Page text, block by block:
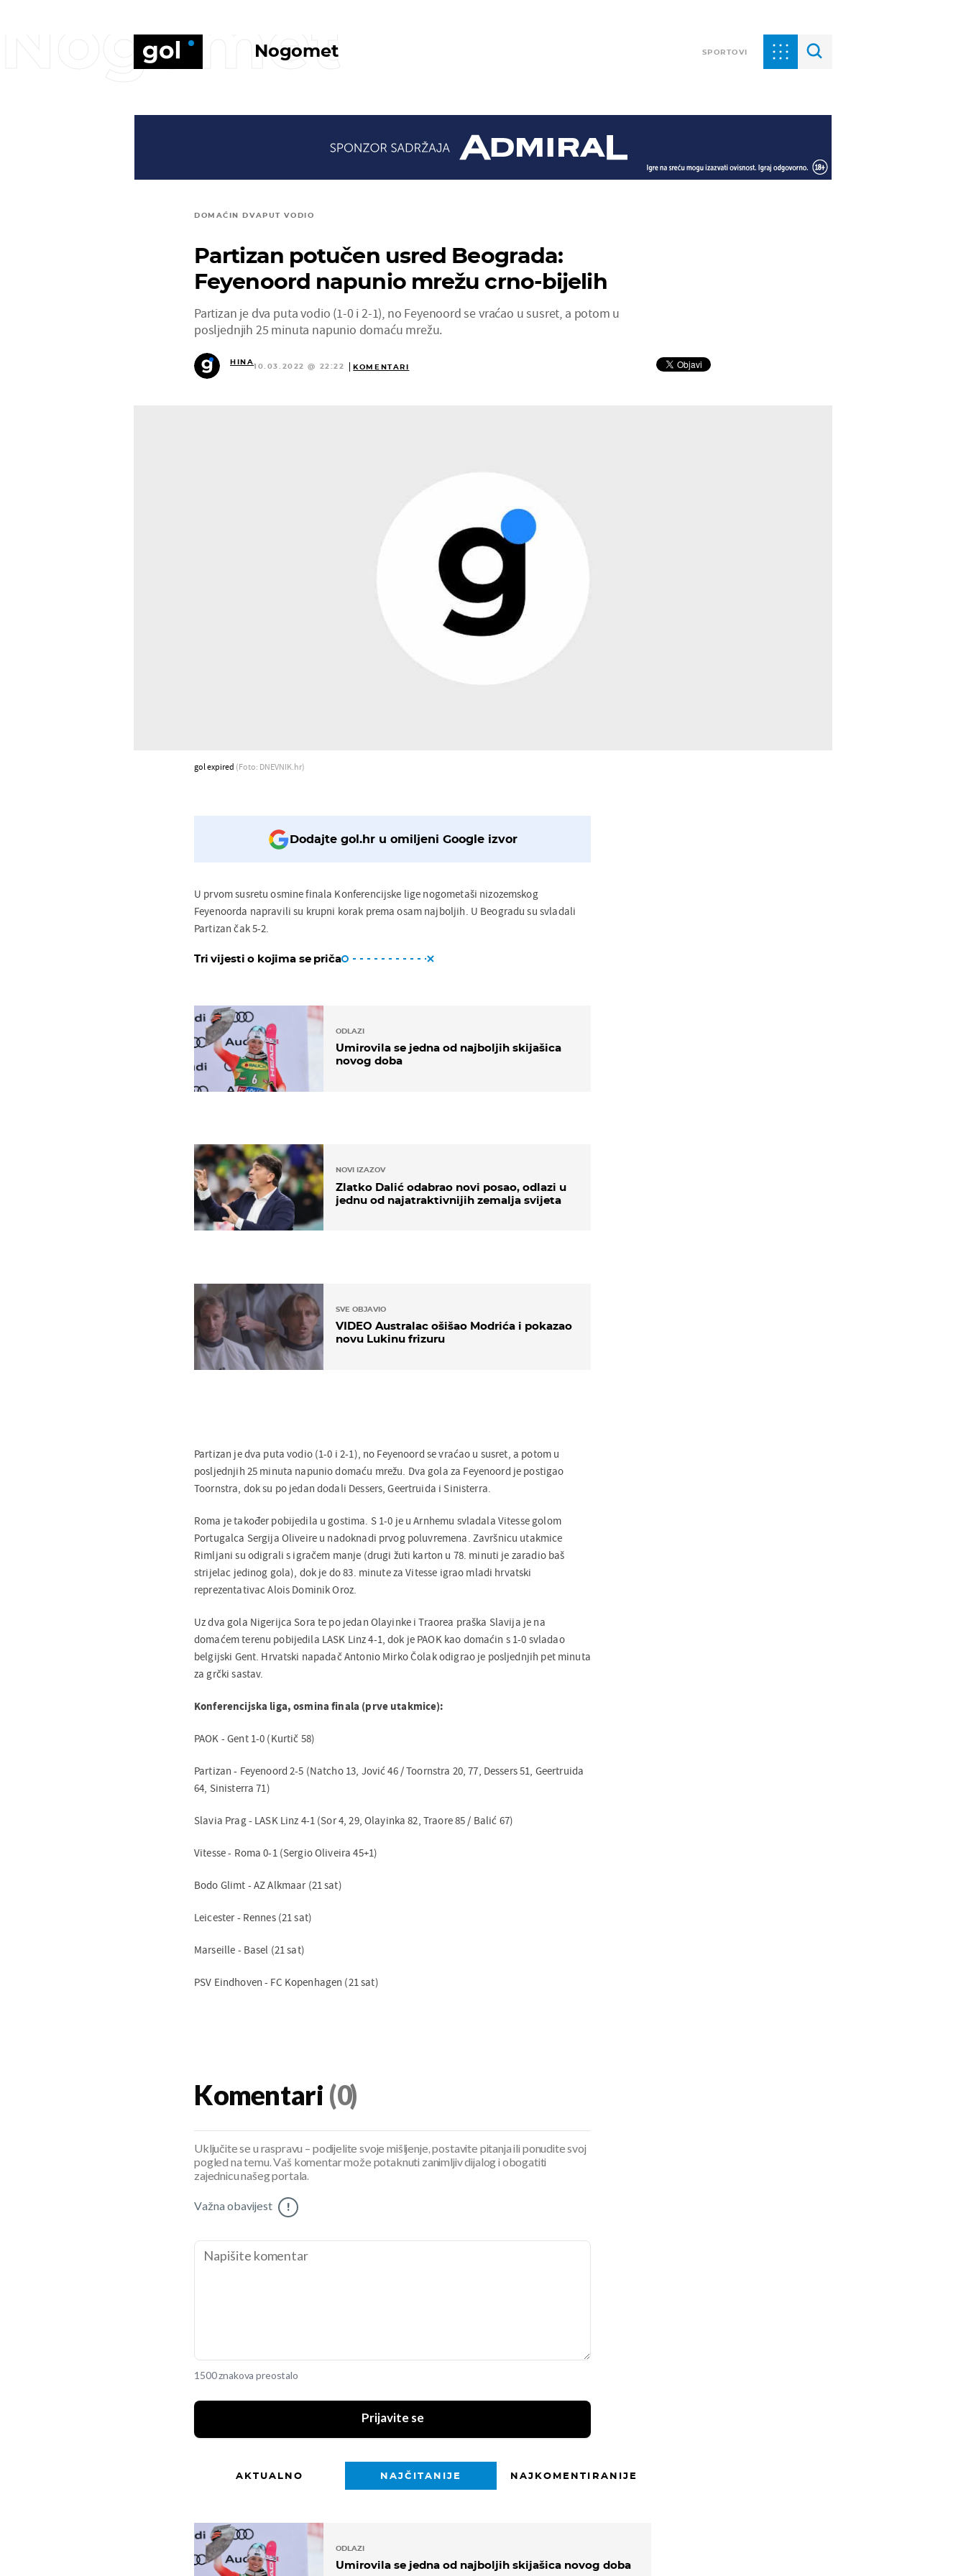
Nogomet SPORTOVI
Nogomet
DOMAĆIN DVAPUT VODIO
Partizan potučen usred Beograda:
Feyenoord napunio mrežu crno-bijelih
Partizan je dva puta vodio (1-0 i 2-1), no Feyenoord se vraćao u susret, a potom u
posljednjih 25 minuta napunio domaću mrežu.
HINA
10.03.2022 @ 22:22 KOMENTARI
gol expired (Foto: DNEVNIK.hr)
Dodajte gol.hr u omiljeni Google izvor
U prvom susretu osmine finala Konferencijske lige nogometaši nizozemskog
Feyenoorda napravili su krupni korak prema osam najboljih. U Beogradu su svladali
Partizan čak 5-2.
Tri vijesti o kojima se priča
ODLAZI
Umirovila se jedna od najboljih skijašica
novog doba
NOVI IZAZOV
Zlatko Dalić odabrao novi posao, odlazi u
jednu od najatraktivnijih zemalja svijeta
SVE OBJAVIO
VIDEO Australac ošišao Modrića i pokazao
novu Lukinu frizuru
Partizan je dva puta vodio (1-0 i 2-1), no Feyenoord se vraćao u susret, a potom u
posljednjih 25 minuta napunio domaću mrežu. Dva gola za Feyenoord je postigao
Toornstra, dok su po jedan dodali Dessers, Geertruida i Sinisterra.
Roma je također pobijedila u gostima. S 1-0 je u Arnhemu svladala Vitesse golom
Portugalca Sergija Oliveire u nadoknadi prvog poluvremena. Završnicu utakmice
Rimljani su odigrali s igračem manje (drugi žuti karton u 78. minuti je zaradio baš
strijelac jedinog gola), dok je do 83. minute za Vitesse igrao mladi hrvatski
reprezentativac Alois Dominik Oroz.
Uz dva gola Nigerijca Sora te po jedan Olayinke i Traorea praška Slavija je na
domaćem terenu pobijedila LASK Linz 4-1, dok je PAOK kao domaćin s 1-0 svladao
belgijski Gent. Hrvatski napadač Antonio Mirko Čolak odigrao je posljednjih pet minuta
za grčki sastav.
Konferencijska liga, osmina finala (prve utakmice):
PAOK - Gent 1-0 (Kurtič 58)
Partizan - Feyenoord 2-5 (Natcho 13, Jović 46 / Toornstra 20, 77, Dessers 51, Geertruida
64, Sinisterra 71)
Slavia Prag - LASK Linz 4-1 (Sor 4, 29, Olayinka 82, Traore 85 / Balić 67)
Vitesse - Roma 0-1 (Sergio Oliveira 45+1)
Bodo Glimt - AZ Alkmaar (21 sat)
Leicester - Rennes (21 sat)
Marseille - Basel (21 sat)
PSV Eindhoven - FC Kopenhagen (21 sat)
Komentari (0)
Uključite se u raspravu – podijelite svoje mišljenje, postavite pitanja ili ponudite svoj
pogled na temu. Vaš komentar može potaknuti zanimljiv dijalog i obogatiti
zajednicu našeg portala.
Važna obavijest !
1500 znakova preostalo
Prijavite se
AKTUALNO NAJČITANIJE NAJKOMENTIRANIJE
ODLAZI
Umirovila se jedna od najboljih skijašica novog doba